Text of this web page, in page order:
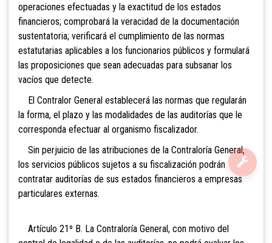
operaciones efectuadas y la exactitud de los estados
financieros; comprobará la veracidad de la documentación
sustentatoria; verificará el cumplimiento de las normas
estatutarias aplicables a los funcionarios públicos y formulará
las proposiciones que sean adecuadas para subsanar los
vacíos que detecte.
El Contralor General establecerá las normas que regularán
la forma, el plazo y las modalidades de las auditorías que le
corresponda efectuar al organismo fiscalizador.
Sin perjuicio de las atribuciones de la Contraloría General,
los servicios públicos sujetos a su fiscalización podrán
contratar auditorías de sus estados financieros a empresas
particulares externas.
Artículo 21º B. La Contraloría General, con motivo del